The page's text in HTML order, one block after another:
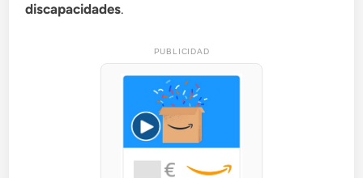
discapacidades.
PUBLICIDAD